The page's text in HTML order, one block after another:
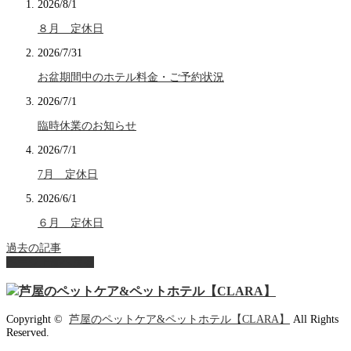
2026/8/1
８月 定休日
2026/7/31
お盆期間中のホテル料金・ご予約状況
2026/7/1
臨時休業のお知らせ
2026/7/1
7月 定休日
2026/6/1
６月 定休日
過去の記事
Copyright © 芦屋のペットケア&ペットホテル【CLARA】
All Rights
Reserved.